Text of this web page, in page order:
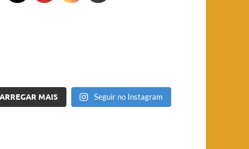
MAIS Seguir no Instagram